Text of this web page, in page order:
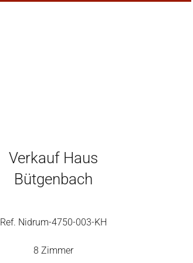
Verkauf Haus
Bütgenbach
Ref. Nidrum-4750-003-KH
8 Zimmer